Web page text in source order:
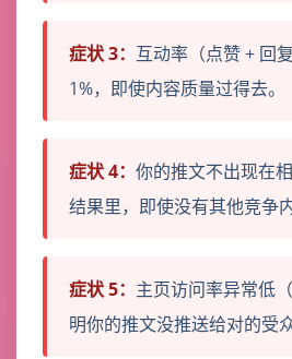
症状 3： 互动率（点赞 + 回
1%，即使内容质量过得去。
症状 4： 你的推文不出现在
结果里，即使没有其他竞争内
症状 5： 主页访问率异常低
明你的推文没推送给对的受众